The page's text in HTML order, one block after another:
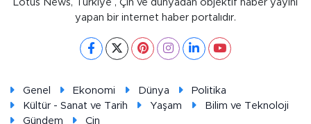
Lotus News, Türkiye , Çin ve dünyadan objektif haber yayını
yapan bir internet haber portalıdır.
Genel Ekonomi Dünya
Politika
Kültür - Sanat ve Tarih
Yaşam
Bilim ve Teknoloji
Gündem
Çin